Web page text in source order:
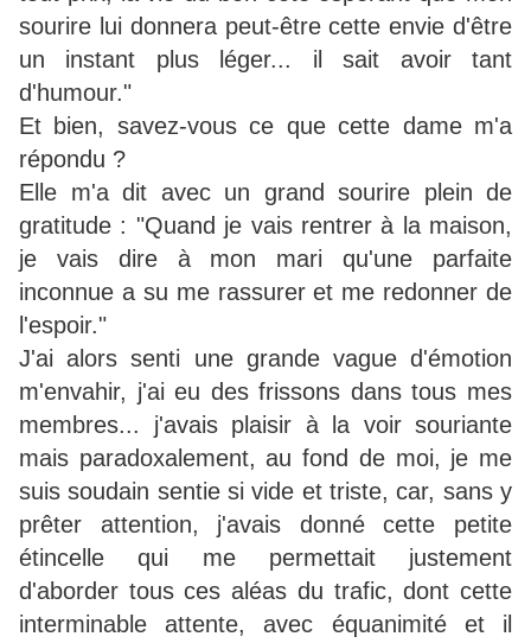
sourire lui donnera peut-être cette envie d'être
un instant plus léger... il sait avoir tant
d'humour."
Et bien, savez-vous ce que cette dame m'a
répondu ?
Elle m'a dit avec un grand sourire plein de
gratitude : "Quand je vais rentrer à la maison,
je vais dire à mon mari qu'une parfaite
inconnue a su me rassurer et me redonner de
l'espoir."
J'ai alors senti une grande vague d'émotion
m'envahir, j'ai eu des frissons dans tous mes
membres... j'avais plaisir à la voir souriante
mais paradoxalement, au fond de moi, je me
suis soudain sentie si vide et triste, car, sans y
prêter attention, j'avais donné cette petite
étincelle qui me permettait justement
d'aborder tous ces aléas du trafic, dont cette
interminable attente, avec équanimité et il